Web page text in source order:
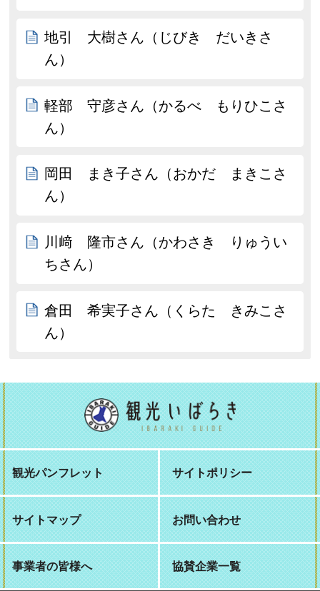
地引 大樹さん（じびき だいきさ
ん）
軽部 守彦さん（かるべ もりひこさ
ん）
岡田 まき子さん（おかだ まきこさ
ん）
川﨑 隆市さん（かわさき りゅうい
ちさん）
倉田 希実子さん（くらた きみこさ
ん）
観光パンフレット サイトポリシー
サイトマップ お問い合わせ
事業者の皆様へ 協賛企業一覧